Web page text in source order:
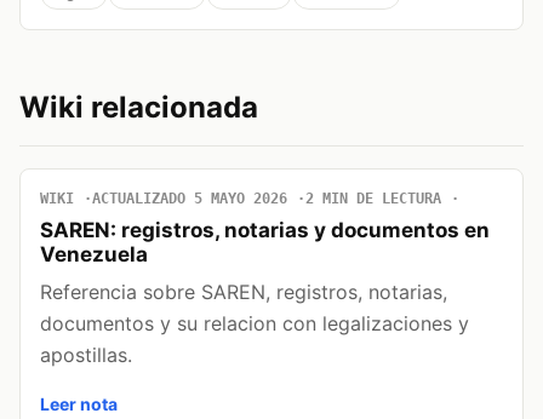
Wiki relacionada
WIKI ACTUALIZADO 5 MAYO 2026 2 MIN DE LECTURA
SAREN: registros, notarias y documentos en
Venezuela
Referencia sobre SAREN, registros, notarias,
documentos y su relacion con legalizaciones y
apostillas.
Leer nota